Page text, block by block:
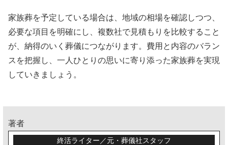
家族葬を予定している場合は、地域の相場を確認しつつ、
必要な項目を明確にし、複数社で見積もりを比較すること
が、納得のいく葬儀につながります。費用と内容のバラン
スを把握し、一人ひとりの思いに寄り添った家族葬を実現
していきましょう。
著者
終活ライター／元・葬儀社スタッフ